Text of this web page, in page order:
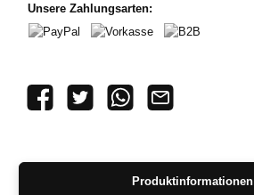
Unsere Zahlungsarten:
Produktinformationen